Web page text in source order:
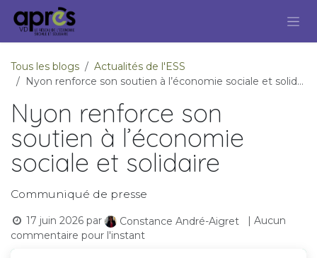
Se rendre au contenu
Tous les blogs
Actualités de l'ESS
Nyon renforce son soutien à l’économie sociale et solidaire
Nyon renforce son
soutien à l’économie
sociale et solidaire
Communiqué de presse
17 juin 2026 par Constance André-Aigret
| Aucun
commentaire pour l'instant